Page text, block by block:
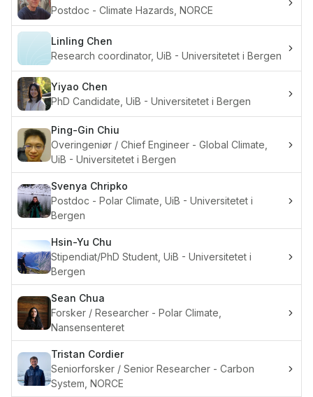
Postdoc - Climate Hazards, NORCE
Linling Chen
Research coordinator, UiB - Universitetet i Bergen
Yiyao Chen
PhD Candidate, UiB - Universitetet i Bergen
Ping-Gin Chiu
Overingeniør / Chief Engineer - Global Climate,
UiB - Universitetet i Bergen
Svenya Chripko
Postdoc - Polar Climate, UiB - Universitetet i
Bergen
Hsin-Yu Chu
Stipendiat/PhD Student, UiB - Universitetet i
Bergen
Sean Chua
Forsker / Researcher - Polar Climate,
Nansensenteret
Tristan Cordier
Seniorforsker / Senior Researcher - Carbon
System, NORCE